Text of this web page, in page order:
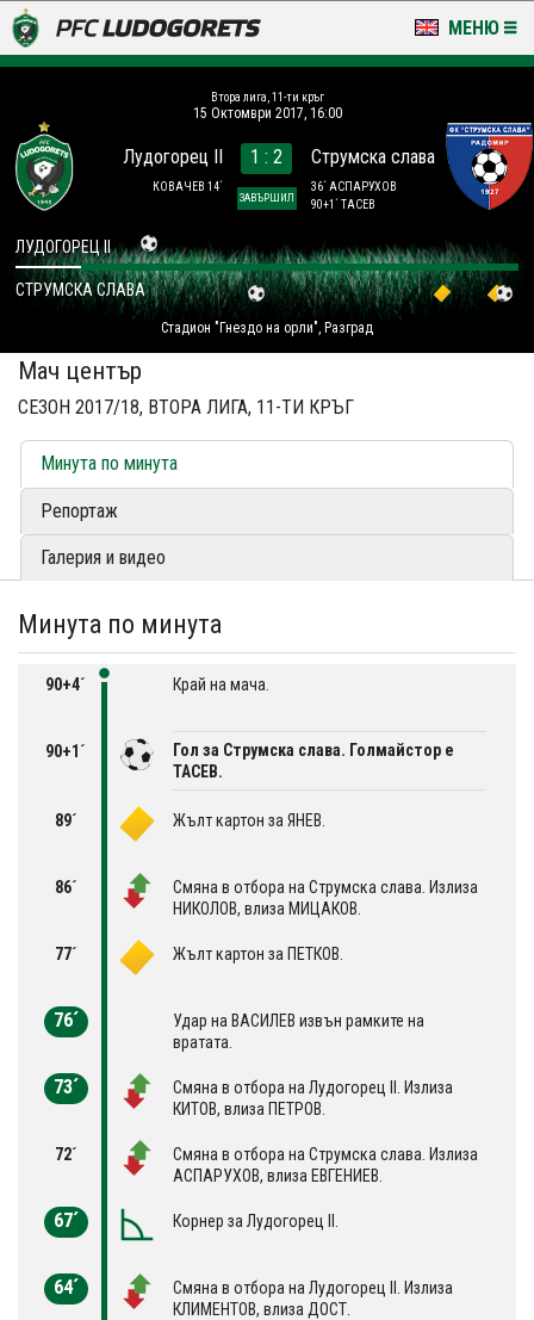
МЕНЮ
LUDOGORETS TV
НА ТЕРЕНА
СТАДИОН & БАЗИ
КЛУБ
ЗА ФЕНОВЕ
Втора лига, 11-ти кръг
15 Октомври 2017, 16:00
Лудогорец II
КОВАЧЕВ 14´
1 : 2
ЗАВЪРШИЛ
Струмска слава
36´ АСПАРУХОВ
90+1´ ТАСЕВ
Стадион "Гнездо на орли", Разград
ЛУДОГОРЕЦ II
СТРУМСКА СЛАВА
Мач център
СЕЗОН 2017/18, ВТОРА ЛИГА, 11-ТИ КРЪГ
Минута по минута
Репортаж
Галерия и видео
Минута по минута
90+4´ Край на мача.
90+1´
Гол за Струмска слава. Голмайстор е
ТАСЕВ.
89´ Жълт картон за ЯНЕВ.
86´
Смяна в отбора на Струмска слава. Излиза
НИКОЛОВ, влиза МИЦАКОВ.
77´ Жълт картон за ПЕТКОВ.
76´
Удар на ВАСИЛЕВ извън рамките на
вратата.
73´
Смяна в отбора на Лудогорец II. Излиза
КИТОВ, влиза ПЕТРОВ.
72´
Смяна в отбора на Струмска слава. Излиза
АСПАРУХОВ, влиза ЕВГЕНИЕВ.
67´ Корнер за Лудогорец II.
64´
Смяна в отбора на Лудогорец II. Излиза
КЛИМЕНТОВ, влиза ДОСТ.